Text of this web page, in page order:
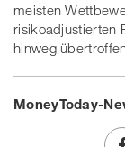
meisten
risikoadjustierten
hinweg
MoneyToday-